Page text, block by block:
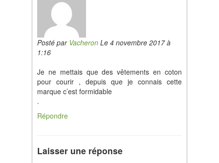
Posté par VacheronLe 4 novembre 2017 à
1:16
Je ne mettais que des vêtements en coton
pour courir , depuis que je connais cette
marque c’est formidable
.
Répondre
Laisser une réponse